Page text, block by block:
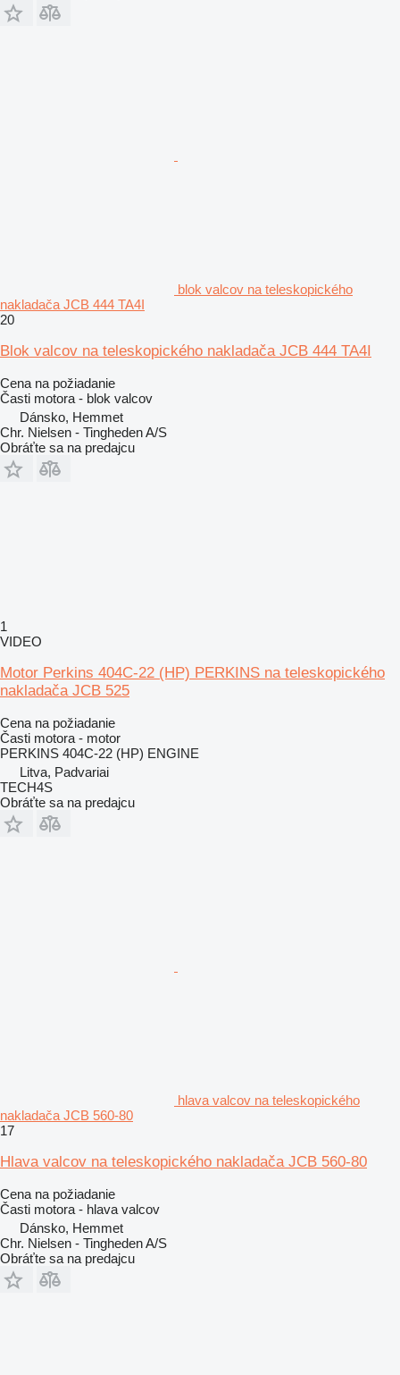
blok valcov na teleskopického
nakladača JCB 444 TA4I
20
Blok valcov na teleskopického nakladača JCB 444 TA4I
Cena na požiadanie
Časti motora - blok valcov
Dánsko, Hemmet
Chr. Nielsen - Tingheden A/S
Obráťte sa na predajcu
1
VIDEO
Motor Perkins 404C-22 (HP) PERKINS na teleskopického
nakladača JCB 525
Cena na požiadanie
Časti motora - motor
PERKINS 404C-22 (HP) ENGINE
Litva, Padvariai
TECH4S
Obráťte sa na predajcu
hlava valcov na teleskopického
nakladača JCB 560-80
17
Hlava valcov na teleskopického nakladača JCB 560-80
Cena na požiadanie
Časti motora - hlava valcov
Dánsko, Hemmet
Chr. Nielsen - Tingheden A/S
Obráťte sa na predajcu